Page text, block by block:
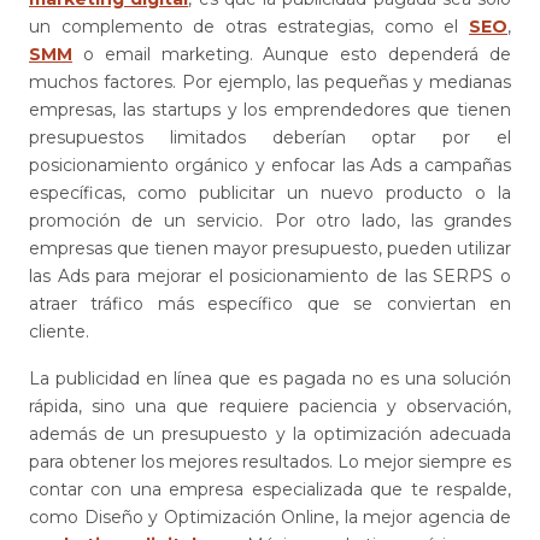
un complemento de otras estrategias, como el SEO,
SMM o email marketing. Aunque esto dependerá de
muchos factores. Por ejemplo, las pequeñas y medianas
empresas, las startups y los emprendedores que tienen
presupuestos limitados deberían optar por el
posicionamiento orgánico y enfocar las Ads a campañas
específicas, como publicitar un nuevo producto o la
promoción de un servicio. Por otro lado, las grandes
empresas que tienen mayor presupuesto, pueden utilizar
las Ads para mejorar el posicionamiento de las SERPS o
atraer tráfico más específico que se conviertan en
cliente.
La publicidad en línea que es pagada no es una solución
rápida, sino una que requiere paciencia y observación,
además de un presupuesto y la optimización adecuada
para obtener los mejores resultados. Lo mejor siempre es
contar con una empresa especializada que te respalde,
como Diseño y Optimización Online, la mejor agencia de